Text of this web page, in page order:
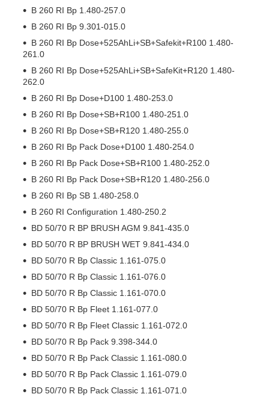
B 260 RI Bp 1.480-257.0
B 260 RI Bp 9.301-015.0
B 260 RI Bp Dose+525AhLi+SB+Safekit+R100 1.480-
261.0
B 260 RI Bp Dose+525AhLi+SB+SafeKit+R120 1.480-
262.0
B 260 RI Bp Dose+D100 1.480-253.0
B 260 RI Bp Dose+SB+R100 1.480-251.0
B 260 RI Bp Dose+SB+R120 1.480-255.0
B 260 RI Bp Pack Dose+D100 1.480-254.0
B 260 RI Bp Pack Dose+SB+R100 1.480-252.0
B 260 RI Bp Pack Dose+SB+R120 1.480-256.0
B 260 RI Bp SB 1.480-258.0
B 260 RI Configuration 1.480-250.2
BD 50/70 R BP BRUSH AGM 9.841-435.0
BD 50/70 R BP BRUSH WET 9.841-434.0
BD 50/70 R Bp Classic 1.161-075.0
BD 50/70 R Bp Classic 1.161-076.0
BD 50/70 R Bp Classic 1.161-070.0
BD 50/70 R Bp Fleet 1.161-077.0
BD 50/70 R Bp Fleet Classic 1.161-072.0
BD 50/70 R Bp Pack 9.398-344.0
BD 50/70 R Bp Pack Classic 1.161-080.0
BD 50/70 R Bp Pack Classic 1.161-079.0
BD 50/70 R Bp Pack Classic 1.161-071.0